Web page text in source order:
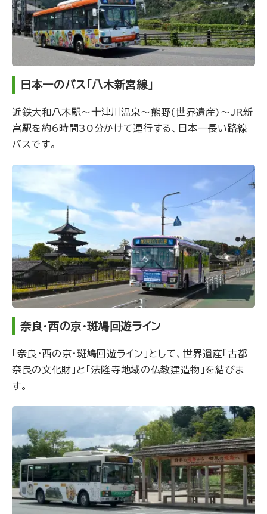
日本一のバス「八木新宮線」
近鉄大和八木駅〜十津川温泉〜熊野(世界遺産)〜JR新
宮駅を約6時間30分かけて運行する、日本一長い路線
バスです。
奈良・西の京・斑鳩回遊ライン
「奈良・西の京・斑鳩回遊ライン」として、世界遺産「古都
奈良の文化財」と「法隆寺地域の仏教建造物」を結びま
す。